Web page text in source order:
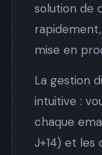
solution de
mise en
La gestion
intuitive :
chaque
J+14) et les